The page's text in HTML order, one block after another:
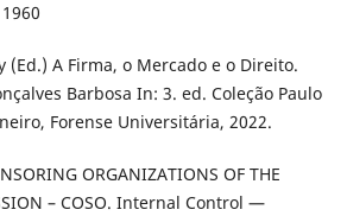
(Ed.) A Firma, o Mercado e o Direito.
Barbosa In: 3. ed. Coleção Paulo
Forense Universitária, 2022.
ORGANIZATIONS OF THE
– COSO. Internal Control —